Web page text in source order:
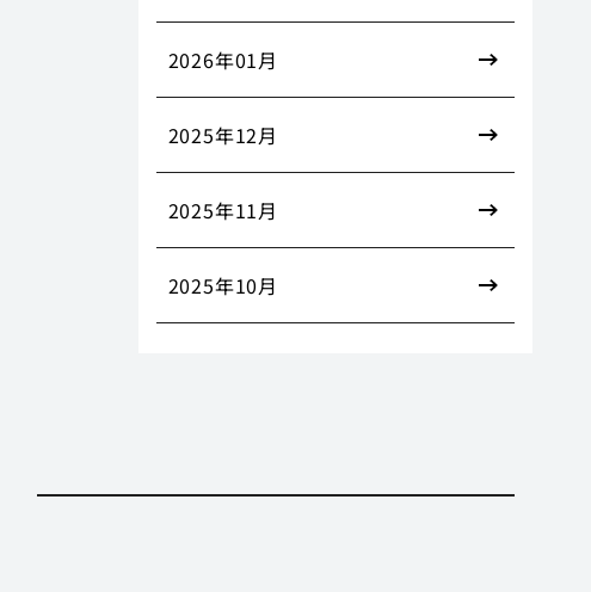
2026年01月
2025年12月
2025年11月
2025年10月